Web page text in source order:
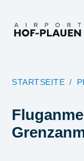
STARTSEITE